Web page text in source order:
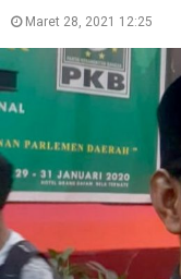
Maret 28, 2021 12:25